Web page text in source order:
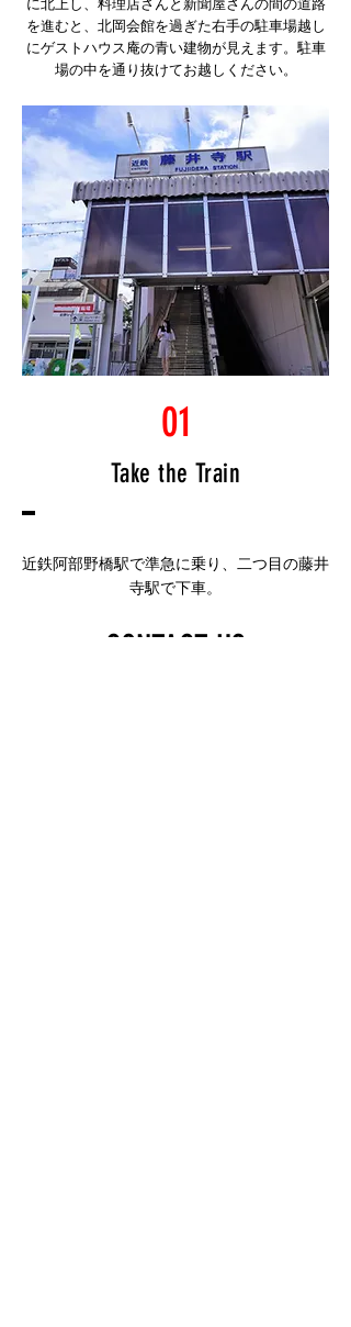
に北上し、料理店さんと新聞屋さんの間の道路
を進むと、北岡会館を過ぎた右手の駐車場越し
にゲストハウス庵の青い建物が見えます。駐車
場の中を通り抜けてお越しください。
01
Take the Train
​近鉄阿部野橋駅で準急に乗り、二つ目の藤井
寺駅で下車。
CONTACT US